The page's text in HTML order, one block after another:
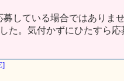
している場合ではありま
た。気付かずにひたすら